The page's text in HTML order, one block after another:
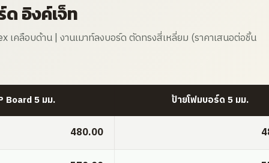
อิงค์เจ็ท
คลือบด้าน | งานเมาท์ลงบอร์ด ตัดทรงสี่เหลี่ยม (ราคาเสนอต่อชิ้น
Board 5 มม. ป้ายโฟมบอร์ด 5 มม.
480.00